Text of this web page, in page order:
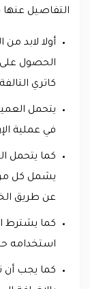
التفاصيل عنها
أولا لابد
الحصول
كاتري
يتحمل
في عملية
كما يتحمل
يشمل كل من
عن طريق
كما يشترط
استخدامه
كما يجب أن